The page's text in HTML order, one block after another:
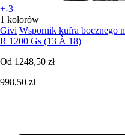
+-3
1 kolorów
Givi Wspornik kufra bocznego
R 1200 Gs (13 À 18)
Od 1248,50 zł
998,50 zł